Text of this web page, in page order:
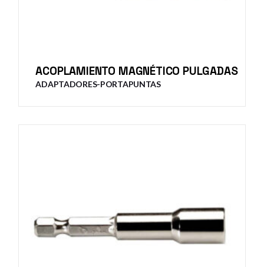
ACOPLAMIENTO MAGNÉTICO PULGADAS
ADAPTADORES-PORTAPUNTAS